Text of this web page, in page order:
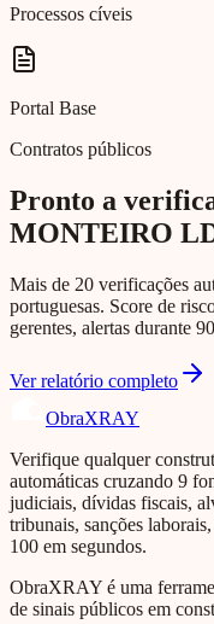
Processos cíveis
Portal Base
Contratos públicos
Pronto a
MONTEIRO
Mais de 20 verificações
portuguesas. Score de
gerentes, alertas durante
Ver relatório completo
ObraXRAY
Verifique qualquer
automáticas cruzando 9
judiciais, dívidas fiscais,
tribunais, sanções
100 em segundos.
ObraXRAY é uma
de sinais públicos em